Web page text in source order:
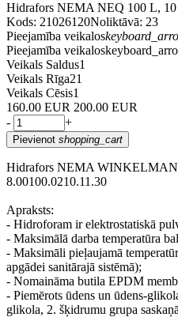
Hidrafors NEMA NEQ 100 L,
Kods: 21026120Noliktāvā: 23
Pieejamība veikalos
Pieejamība veikalos
Veikals Saldus1
Veikals Rīga21
Veikals Cēsis1
160.00 EUR 200.00 EUR
-
+
Pievienot shopping_cart
Hidrafors NEMA
8.00100.0210.11.30
Apraksts:
- Hidroforam ir elektrostatiskā
- Maksimālā darba temperatūra
- Maksimāli pieļaujamā
apgādei sanitārajā sistēmā);
- Nomaināma butila EPDM
- Piemērots ūdens un ūdens-
glikola, 2. šķidrumu grupa